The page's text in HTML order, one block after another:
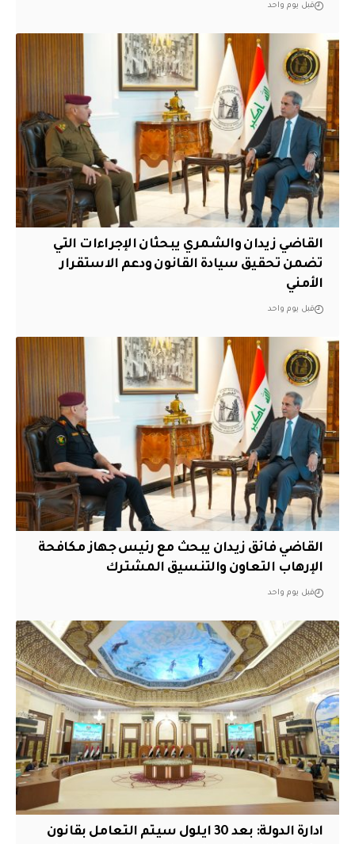
قبل يوم واحد
القاضي زيدان والشمري يبحثان الإجراءات التي
تضمن تحقيق سيادة القانون ودعم الاستقرار
الأمني
قبل يوم واحد
القاضي فائق زيدان يبحث مع رئيس جهاز مكافحة
الإرهاب التعاون والتنسيق المشترك
قبل يوم واحد
ادارة الدولة: بعد 30 ايلول سيتم التعامل بقانون